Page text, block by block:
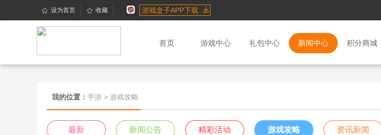
设为首页 收藏 游戏盒子APP下载
首页 游戏中心 礼包中心 新闻中心 积分商城
我的位置： 手游 > 游戏攻略
最新 新闻公告 精彩活动 游戏攻略 资讯新闻